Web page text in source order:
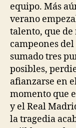
equipo. Más
verano
talento, que
campeones
sumado tres
posibles,
afianzarse en
momento que
y el Real
la tragedia